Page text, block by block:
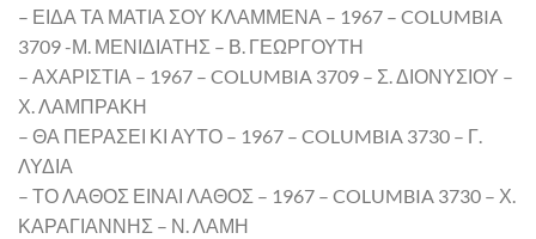
– ΕΙΔΑ ΤΑ ΜΑΤΙΑ ΣΟΥ ΚΛΑΜΜΕΝΑ – 1967 – COLUMBIA
3709 -Μ. ΜΕΝΙΔΙΑΤΗΣ – Β. ΓΕΩΡΓΟΥΤΗ
– ΑΧΑΡΙΣΤΙΑ – 1967 – COLUMBIA 3709 – Σ. ΔΙΟΝΥΣΙΟΥ –
Χ. ΛΑΜΠΡΑΚΗ
– ΘΑ ΠΕΡΑΣΕΙ ΚΙ ΑΥΤΟ – 1967 – COLUMBIA 3730 – Γ.
ΛΥΔΙΑ
– ΤΟ ΛΑΘΟΣ ΕΙΝΑΙ ΛΑΘΟΣ – 1967 – COLUMBIA 3730 – Χ.
ΚΑΡΑΓΙΑΝΝΗΣ – Ν. ΛΑΜΗ